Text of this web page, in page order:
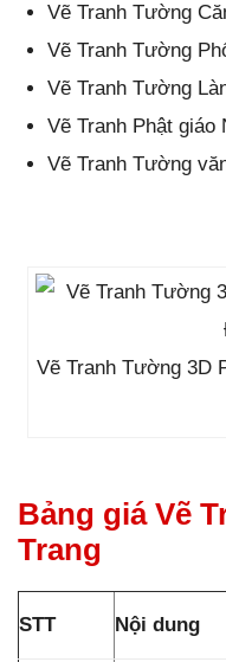
Vẽ Tranh Tường
Vẽ Tranh Tường
Vẽ Tranh Tường
Vẽ Tranh Phật giáo
Vẽ Tranh Tường
Vẽ Tranh Tường 3D
Bảng giá Vẽ
Trang
STT Nội dung